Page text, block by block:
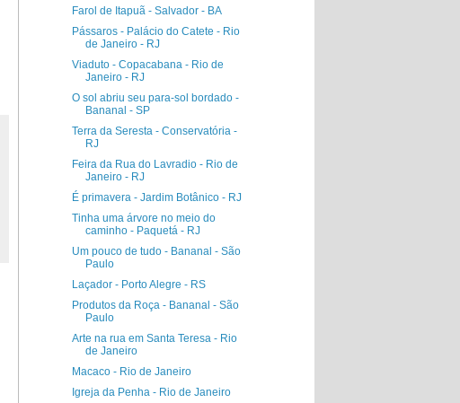
Farol de Itapuã - Salvador - BA
Pássaros - Palácio do Catete - Rio
de Janeiro - RJ
Viaduto - Copacabana - Rio de
Janeiro - RJ
O sol abriu seu para-sol bordado -
Bananal - SP
Terra da Seresta - Conservatória -
RJ
Feira da Rua do Lavradio - Rio de
Janeiro - RJ
É primavera - Jardim Botânico - RJ
Tinha uma árvore no meio do
caminho - Paquetá - RJ
Um pouco de tudo - Bananal - São
Paulo
Laçador - Porto Alegre - RS
Produtos da Roça - Bananal - São
Paulo
Arte na rua em Santa Teresa - Rio
de Janeiro
Macaco - Rio de Janeiro
Igreja da Penha - Rio de Janeiro